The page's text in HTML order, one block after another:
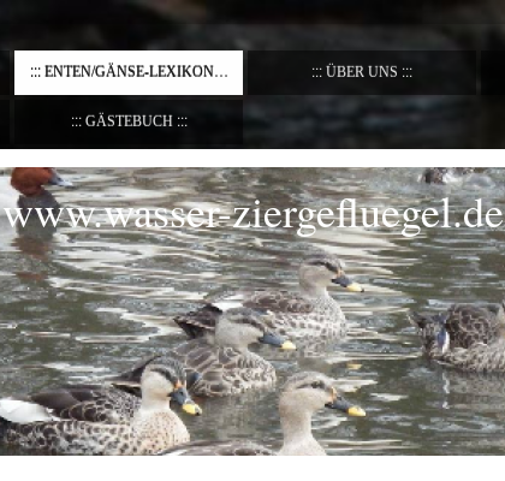
ENTEN/GÄNSE-LEXIKON ÜBER UNS
GÄSTEBUCH
www.wasser-ziergefluegel.de